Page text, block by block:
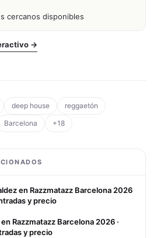
en Razzmatazz Barcelona 2026
y precio
en Razzmatazz Barcelona 2026 ·
y precio
cercanos disponibles
→
deep house
reggaetón
Barcelona +18